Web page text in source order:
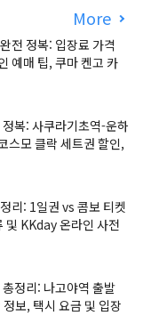
More
전 정복: 입장료 가격
예매 팁, 쿠마 켄고 카
복: 사쿠라기초역-운하
스모 클락 세트권 할인,
리: 1일권 vs 콤보 티켓
및 KKday 온라인 사전
정리: 나고야역 출발
보, 택시 요금 및 입장